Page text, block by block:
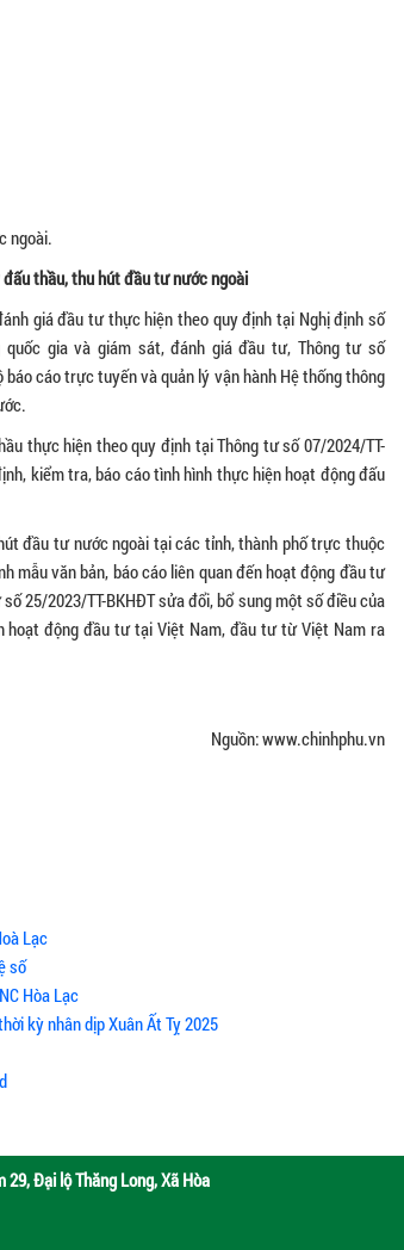
ngoài.
thầu, thu hút đầu tư nước ngoài
giá đầu tư thực hiện theo quy định tại Nghị định số
gia và giám sát, đánh giá đầu tư, Thông tư số
cáo trực tuyến và quản lý vận hành Hệ thống thông
thực hiện theo quy định tại Thông tư số 07/2024/TT-
kiểm tra, báo cáo tình hình thực hiện hoạt động đấu
đầu tư nước ngoài tại các tỉnh, thành phố trực thuộc
mẫu văn bản, báo cáo liên quan đến hoạt động đầu tư
25/2023/TT-BKHĐT sửa đổi, bổ sung một số điều của
hoạt động đầu tư tại Việt Nam, đầu tư từ Việt Nam ra
Nguồn: www.chinhphu.vn
Lạc
số
Hòa Lạc
kỳ nhân dịp Xuân Ất Tỵ 2025
29, Đại lộ Thăng Long, Xã Hòa